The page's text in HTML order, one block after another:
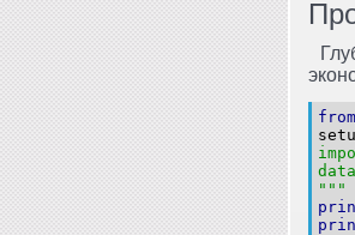
from
"""